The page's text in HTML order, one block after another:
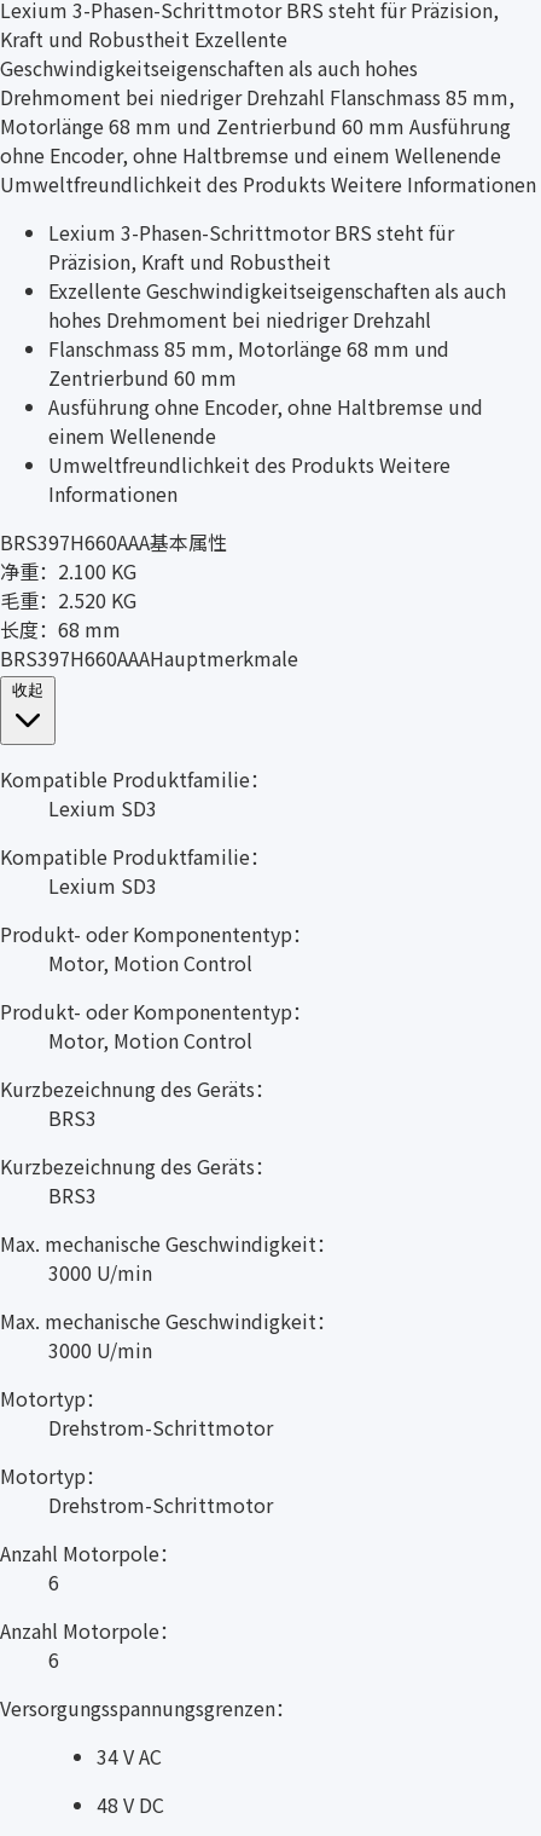
Lexium 3-Phasen-Schrittmotor BRS steht für Präzision,
Kraft und Robustheit Exzellente
Geschwindigkeitseigenschaften als auch hohes
Drehmoment bei niedriger Drehzahl Flanschmass 85 mm,
Motorlänge 68 mm und Zentrierbund 60 mm Ausführung
ohne Encoder, ohne Haltbremse und einem Wellenende
Umweltfreundlichkeit des Produkts Weitere Informationen
Lexium 3-Phasen-Schrittmotor BRS steht für
Präzision, Kraft und Robustheit
Exzellente Geschwindigkeitseigenschaften als auch
hohes Drehmoment bei niedriger Drehzahl
Flanschmass 85 mm, Motorlänge 68 mm und
Zentrierbund 60 mm
Ausführung ohne Encoder, ohne Haltbremse und
einem Wellenende
Umweltfreundlichkeit des Produkts Weitere
Informationen
BRS397H660AAA基本属性
净重：2.100 KG
毛重：2.520 KG
长度：68 mm
BRS397H660AAAHauptmerkmale
Kompatible Produktfamilie：
Lexium SD3
Kompatible Produktfamilie：
Lexium SD3
Produkt- oder Komponententyp：
Motor, Motion Control
Produkt- oder Komponententyp：
Motor, Motion Control
Kurzbezeichnung des Geräts：
BRS3
Kurzbezeichnung des Geräts：
BRS3
Max. mechanische Geschwindigkeit：
3000 U/min
Max. mechanische Geschwindigkeit：
3000 U/min
Motortyp：
Drehstrom-Schrittmotor
Motortyp：
Drehstrom-Schrittmotor
Anzahl Motorpole：
6
Anzahl Motorpole：
6
Versorgungsspannungsgrenzen：
34 V AC
48 V DC